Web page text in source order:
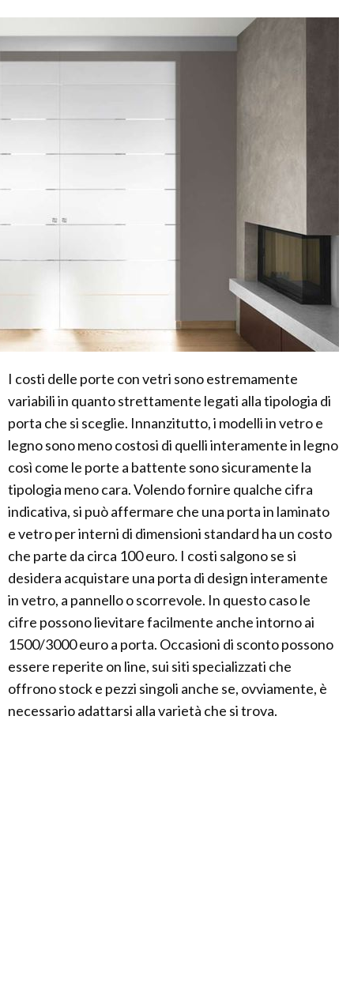
I costi delle porte con vetri sono estremamente
variabili in quanto strettamente legati alla tipologia di
porta che si sceglie. Innanzitutto, i modelli in vetro e
legno sono meno costosi di quelli interamente in legno
così come le porte a battente sono sicuramente la
tipologia meno cara. Volendo fornire qualche cifra
indicativa, si può affermare che una porta in laminato
e vetro per interni di dimensioni standard ha un costo
che parte da circa 100 euro. I costi salgono se si
desidera acquistare una porta di design interamente
in vetro, a pannello o scorrevole. In questo caso le
cifre possono lievitare facilmente anche intorno ai
1500/3000 euro a porta. Occasioni di sconto possono
essere reperite on line, sui siti specializzati che
offrono stock e pezzi singoli anche se, ovviamente, è
necessario adattarsi alla varietà che si trova.